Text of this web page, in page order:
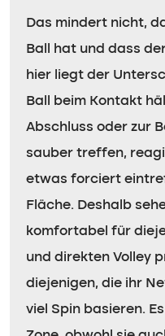
Das mindert nicht,
Ball hat und dass
hier liegt der
Ball beim Kontakt
Abschluss oder zur
sauber treffen,
etwas forciert
Fläche. Deshalb
komfortabel für
und direkten Volley
diejenigen, die ihr
viel Spin basieren.